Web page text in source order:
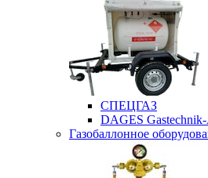
СПЕЦГАЗ
DAGES
Газобаллонное